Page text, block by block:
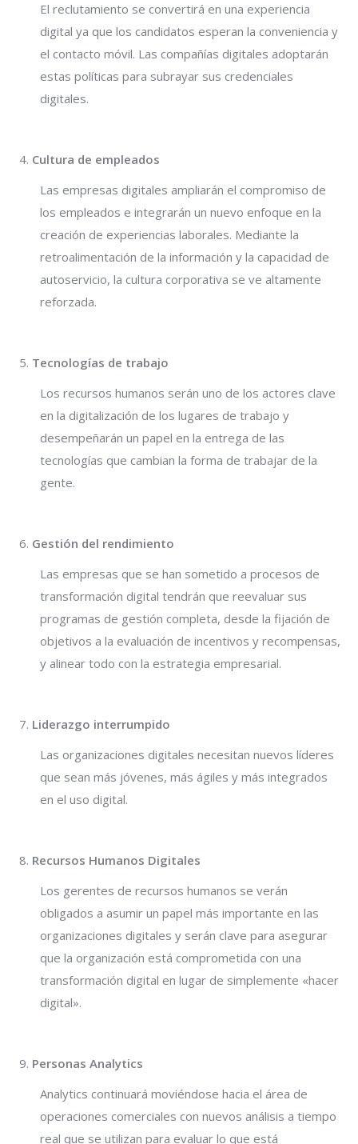
El reclutamiento se convertirá en una experiencia
digital ya que los candidatos esperan la conveniencia y
el contacto móvil. Las compañías digitales adoptarán
estas políticas para subrayar sus credenciales
digitales.
Cultura de empleados
Las empresas digitales ampliarán el compromiso de
los empleados e integrarán un nuevo enfoque en la
creación de experiencias laborales. Mediante la
retroalimentación de la información y la capacidad de
autoservicio, la cultura corporativa se ve altamente
reforzada.
Tecnologías de trabajo
Los recursos humanos serán uno de los actores clave
en la digitalización de los lugares de trabajo y
desempeñarán un papel en la entrega de las
tecnologías que cambian la forma de trabajar de la
gente.
Gestión del rendimiento
Las empresas que se han sometido a procesos de
transformación digital tendrán que reevaluar sus
programas de gestión completa, desde la fijación de
objetivos a la evaluación de incentivos y recompensas,
y alinear todo con la estrategia empresarial.
Liderazgo interrumpido
Las organizaciones digitales necesitan nuevos líderes
que sean más jóvenes, más ágiles y más integrados
en el uso digital.
Recursos Humanos Digitales
Los gerentes de recursos humanos se verán
obligados a asumir un papel más importante en las
organizaciones digitales y serán clave para asegurar
que la organización está comprometida con una
transformación digital en lugar de simplemente «hacer
digital».
Personas Analytics
Analytics continuará moviéndose hacia el área de
operaciones comerciales con nuevos análisis a tiempo
real que se utilizan para evaluar lo que está